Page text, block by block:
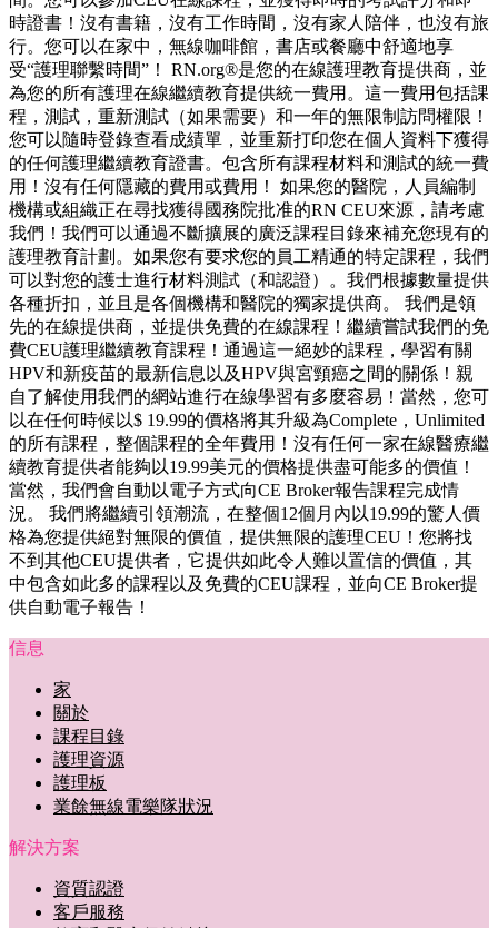
時證書！沒有書籍，沒有工作時間，沒有家人陪伴，也沒有旅
行。您可以在家中，無線咖啡館，書店或餐廳中舒適地享
受“護理聯繫時間”！ RN.org®是您的在線護理教育提供商，並
為您的所有護理在線繼續教育提供統一費用。這一費用包括課
程，測試，重新測試（如果需要）和一年的無限制訪問權限！
您可以隨時登錄查看成績單，並重新打印您在個人資料下獲得
的任何護理繼續教育證書。包含所有課程材料和測試的統一費
用！沒有任何隱藏的費用或費用！ 如果您的醫院，人員編制
機構或組織正在尋找獲得國務院批准的RN CEU來源，請考慮
我們！我們可以通過不斷擴展的廣泛課程目錄來補充您現有的
護理教育計劃。如果您有要求您的員工精通的特定課程，我們
可以對您的護士進行材料測試（和認證）。我們根據數量提供
各種折扣，並且是各個機構和醫院的獨家提供商。 我們是領
先的在線提供商，並提供免費的在線課程！繼續嘗試我們的免
費CEU護理繼續教育課程！通過這一絕妙的課程，學習有關
HPV和新疫苗的最新信息以及HPV與宮頸癌之間的關係！親
自了解使用我們的網站進行在線學習有多麼容易！當然，您可
以在任何時候以$ 19.99的價格將其升級為Complete，Unlimited
的所有課程，整個課程的全年費用！沒有任何一家在線醫療繼
續教育提供者能夠以19.99美元的價格提供盡可能多的價值！
當然，我們會自動以電子方式向CE Broker報告課程完成情
況。 我們將繼續引領潮流，在整個12個月內以19.99的驚人價
格為您提供絕對無限的價值，提供無限的護理CEU！您將找
不到其他CEU提供者，它提供如此令人難以置信的價值，其
中包含如此多的課程以及免費的CEU課程，並向CE Broker提
供自動電子報告！
信息
家
關於
課程目錄
護理資源
護理板
業餘無線電樂隊狀況
解決方案
資質認證
客戶服務